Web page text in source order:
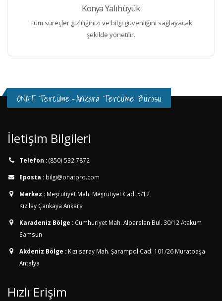
Konya Yalıhüyük
Tüm süreçler gizliliğinizi ve bilgi güvenliğini sağlayacak
şekilde yönetilir.
ONAT Tercüme-Ankara Tercüme Bürosu
İletişim Bilgileri
Telefon :(850) 532 7872
Eposta : bilgi@onatpro.com
Merkez : Meşrutiyet Mah. Meşrutiyet Cad. 5/12
Kızılay Çankaya Ankara
Karadeniz Bölge : Cumhuriyet Mah. Alparslan Bul. 30/12 Atakum
Samsun
Akdeniz Bölge : Kızılsaray Mah. Şarampol Cad. 101/26 Muratpaşa
Antalya
Hızlı Erişim